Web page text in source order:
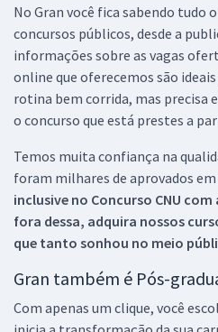
No Gran você fica sabendo tudo
concursos públicos, desde a
informações sobre as vagas
online que oferecemos são
rotina bem corrida, mas precisa
o concurso que está prestes a
Temos muita confiança na
foram milhares de aprovados em
inclusive no Concurso CNU com
fora dessa, adquira nossos
que tanto sonhou no meio
Gran também é Pós-
Com apenas um clique, você